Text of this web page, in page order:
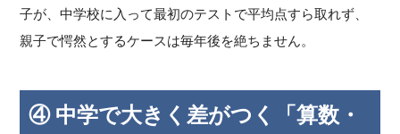
子が、中学校に入って最初のテストで平均点すら取れず、
親子で愕然とするケースは毎年後を絶ちません。
④ 中学で大きく差がつく「算数・